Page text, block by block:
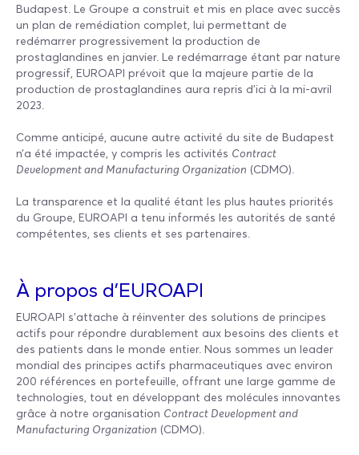
Budapest. Le Groupe a construit et mis en place avec succès
un plan de remédiation complet, lui permettant de
redémarrer progressivement la production de
prostaglandines en janvier. Le redémarrage étant par nature
progressif, EUROAPI prévoit que la majeure partie de la
production de prostaglandines aura repris d’ici à la mi-avril
2023.
Comme anticipé, aucune autre activité du site de Budapest
n’a été impactée, y compris les activités Contract
Development and Manufacturing Organization (CDMO).
La transparence et la qualité étant les plus hautes priorités
du Groupe, EUROAPI a tenu informés les autorités de santé
compétentes, ses clients et ses partenaires.
À propos d’EUROAPI
EUROAPI s'attache à réinventer des solutions de principes
actifs pour répondre durablement aux besoins des clients et
des patients dans le monde entier. Nous sommes un leader
mondial des principes actifs pharmaceutiques avec environ
200 références en portefeuille, offrant une large gamme de
technologies, tout en développant des molécules innovantes
grâce à notre organisation Contract Development and
Manufacturing Organization (CDMO).